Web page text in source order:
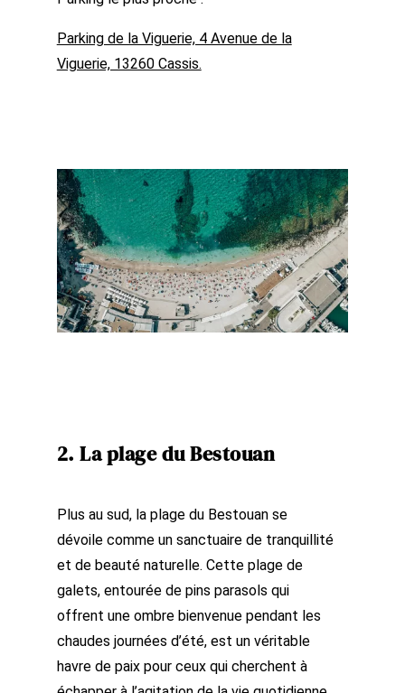
Parking de la Viguerie, 4 Avenue de la
Viguerie, 13260 Cassis.
2. La plage du Bestouan
Plus au sud, la plage du Bestouan se
dévoile comme un sanctuaire de tranquillité
et de beauté naturelle. Cette plage de
galets, entourée de pins parasols qui
offrent une ombre bienvenue pendant les
chaudes journées d’été, est un véritable
havre de paix pour ceux qui cherchent à